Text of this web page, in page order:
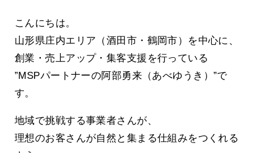
こんにちは。
山形県庄内エリア（酒田市・鶴岡市）を中心に、
創業・売上アップ・集客支援を行っている
”MSPパートナーの阿部勇来（あべゆうき）”で
す。
地域で挑戦する事業者さんが、
理想のお客さんが自然と集まる仕組みをつくれる